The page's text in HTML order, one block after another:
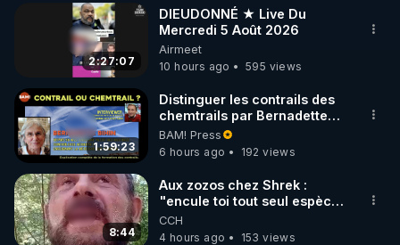
▶ 30 jours gratuit sur l’application de méditation et
de bien-être ENVOL :
Rendez-vous sur
https://www.envol.app/code
le code : REGENERE
2:27:07
DIEUDONNÉ ★ Live Du
Mercredi 5 Août 2026
Airmeet
10 hours ago
595 views
1:59:23
Distinguer les contrails des
chemtrails par Bernadette
Bihin
BAM! Press
6 hours ago
192 views
8:44
Aux zozos chez Shrek :
"encule toi tout seul espèce
de mal polish"
CCH
4 hours ago
153 views